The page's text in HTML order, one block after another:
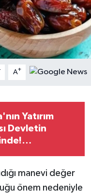
A+
Yatırım
Devletin
manevi değer
önem nedeniyle